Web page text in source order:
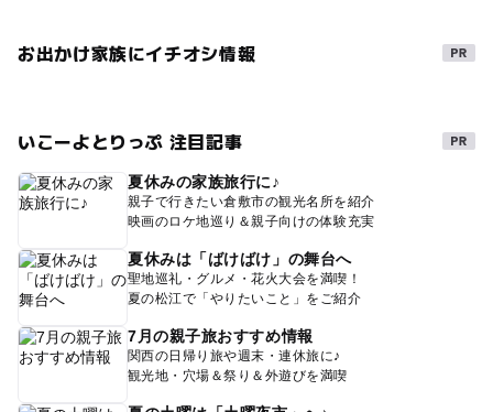
お出かけ家族にイチオシ情報
いこーよとりっぷ 注目記事
夏休みの家族旅行に♪
親子で行きたい倉敷市の観光名所を紹介
映画のロケ地巡り＆親子向けの体験充実
夏休みは「ばけばけ」の舞台へ
聖地巡礼・グルメ・花火大会を満喫！
夏の松江で「やりたいこと」をご紹介
7月の親子旅おすすめ情報
関西の日帰り旅や週末・連休旅に♪
観光地・穴場＆祭り＆外遊びを満喫